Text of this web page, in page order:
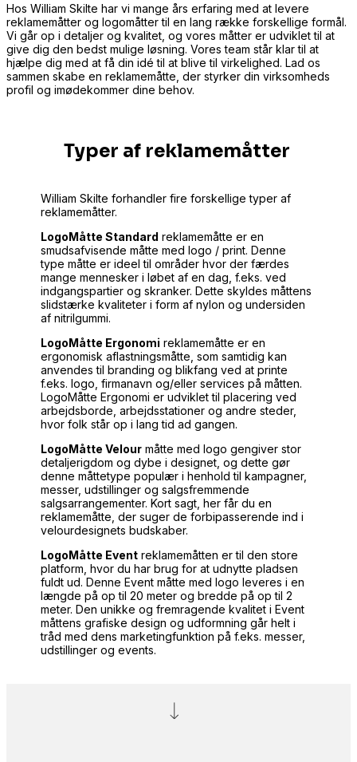
Hos William Skilte har vi mange års erfaring med at levere
reklamemåtter og logomåtter til en lang række forskellige formål.
Vi går op i detaljer og kvalitet, og vores måtter er udviklet til at
give dig den bedst mulige løsning. Vores team står klar til at
hjælpe dig med at få din idé til at blive til virkelighed. Lad os
sammen skabe en reklamemåtte, der styrker din virksomheds
profil og imødekommer dine behov.
Typer af reklamemåtter
William Skilte forhandler fire forskellige typer af
reklamemåtter.
LogoMåtte Standard reklamemåtte er en
smudsafvisende måtte med logo / print. Denne
type måtte er ideel til områder hvor der færdes
mange mennesker i løbet af en dag, f.eks. ved
indgangspartier og skranker. Dette skyldes måttens
slidstærke kvaliteter i form af nylon og undersiden
af nitrilgummi.
LogoMåtte Ergonomi reklamemåtte er en
ergonomisk aflastningsmåtte, som samtidig kan
anvendes til branding og blikfang ved at printe
f.eks. logo, firmanavn og/eller services på måtten.
LogoMåtte Ergonomi er udviklet til placering ved
arbejdsborde, arbejdsstationer og andre steder,
hvor folk står op i lang tid ad gangen.
LogoMåtte Velour måtte med logo gengiver stor
detaljerigdom og dybe i designet, og dette gør
denne måttetype populær i henhold til kampagner,
messer, udstillinger og salgsfremmende
salgsarrangementer. Kort sagt, her får du en
reklamemåtte, der suger de forbipasserende ind i
velourdesignets budskaber.
LogoMåtte Event reklamemåtten er til den store
platform, hvor du har brug for at udnytte pladsen
fuldt ud. Denne Event måtte med logo leveres i en
længde på op til 20 meter og bredde på op til 2
meter. Den unikke og fremragende kvalitet i Event
måttens grafiske design og udformning går helt i
tråd med dens marketingfunktion på f.eks. messer,
udstillinger og events.